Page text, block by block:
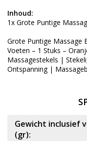
Inhoud:
1x Grote Puntige
Grote Puntige Massage
Voeten – 1 Stuks –
Massagestekels |
Ontspanning |
Gewicht inclusief
(gr):